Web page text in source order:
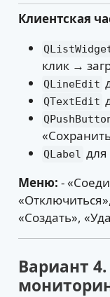
Клиентская
клик →
QLineEdit
QTextEdit
QLabel
Меню: -
«Создать»,
Вариант